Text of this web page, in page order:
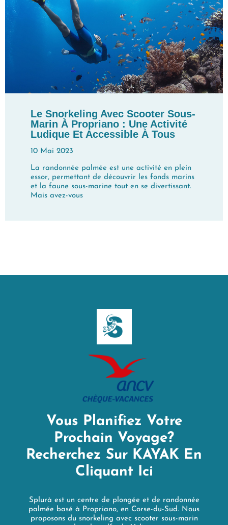
Le Snorkeling Avec Scooter Sous-
Marin À Propriano : Une Activité
Ludique Et Accessible À Tous
10 Mai 2023
La randonnée palmée est une activité en plein
essor, permettant de découvrir les fonds marins
et la faune sous-marine tout en se divertissant.
Mais avez-vous
Vous Planifiez Votre
Prochain Voyage?
Recherchez Sur KAYAK En
Cliquant Ici
Splurà est un centre de plongée et de randonnée
palmée basé à Propriano, en Corse-du-Sud. Nous
proposons du snorkeling avec scooter sous-marin